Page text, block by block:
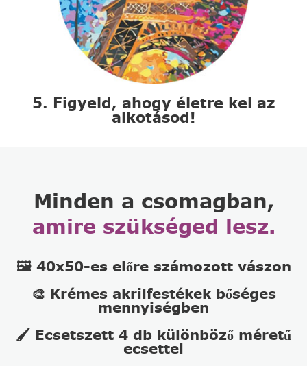
5. Figyeld, ahogy életre kel az
alkotásod!
Minden a csomagban,
amire szükséged lesz.
🖼️ 40x50-es előre számozott vászon
🎨 Krémes akrilfestékek bőséges
mennyiségben
🖌️ Ecsetszett 4 db különböző méretű
ecsettel